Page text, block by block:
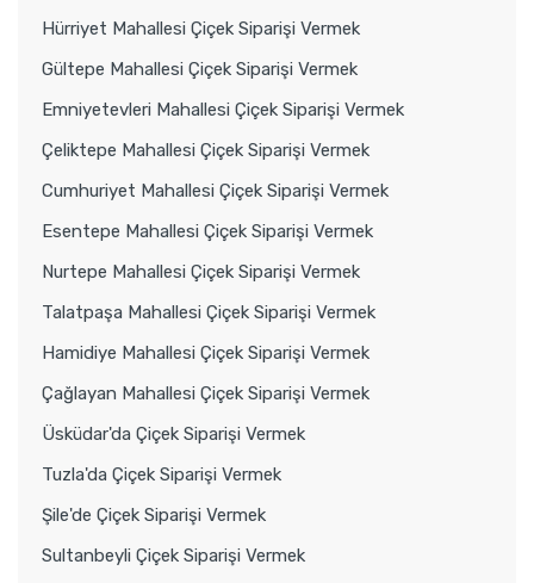
Hürriyet Mahallesi Çiçek Siparişi Vermek
Gültepe Mahallesi Çiçek Siparişi Vermek
Emniyetevleri Mahallesi Çiçek Siparişi Vermek
Çeliktepe Mahallesi Çiçek Siparişi Vermek
Cumhuriyet Mahallesi Çiçek Siparişi Vermek
Esentepe Mahallesi Çiçek Siparişi Vermek
Nurtepe Mahallesi Çiçek Siparişi Vermek
Talatpaşa Mahallesi Çiçek Siparişi Vermek
Hamidiye Mahallesi Çiçek Siparişi Vermek
Çağlayan Mahallesi Çiçek Siparişi Vermek
Üsküdar'da Çiçek Siparişi Vermek
Tuzla'da Çiçek Siparişi Vermek
Şile'de Çiçek Siparişi Vermek
Sultanbeyli Çiçek Siparişi Vermek